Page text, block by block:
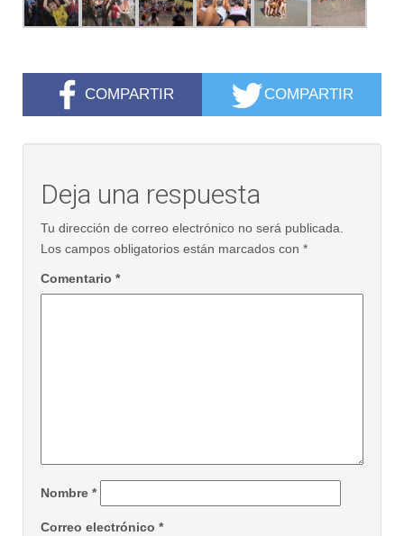
COMPARTIR COMPARTIR
Deja una respuesta
Tu dirección de correo electrónico no será publicada.
Los campos obligatorios están marcados con *
Comentario *
Nombre *
Correo electrónico *